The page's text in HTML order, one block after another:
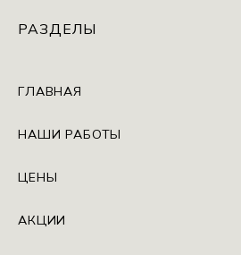
РАЗДЕЛЫ
ГЛАВНАЯ
НАШИ РАБОТЫ
ЦЕНЫ
АКЦИИ